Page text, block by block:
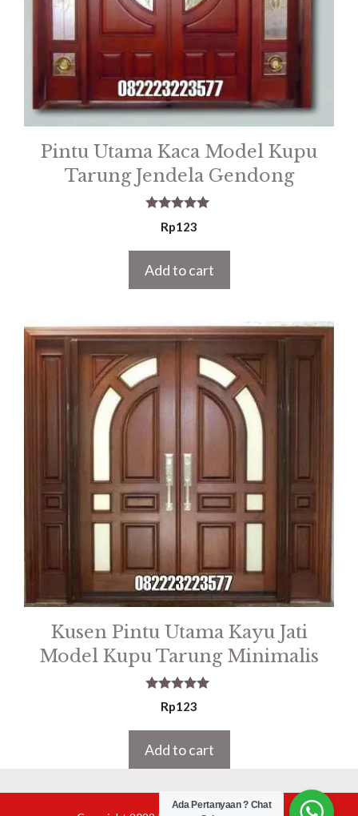
Pintu Utama Kaca Model Kupu
Tarung Jendela Gendong
5.00
out of 5
Rp123
Add to cart
Kusen Pintu Utama Kayu Jati
Model Kupu Tarung Minimalis
5.00
out of 5
Rp123
Add to cart
Ada Pertanyaan ? Chat